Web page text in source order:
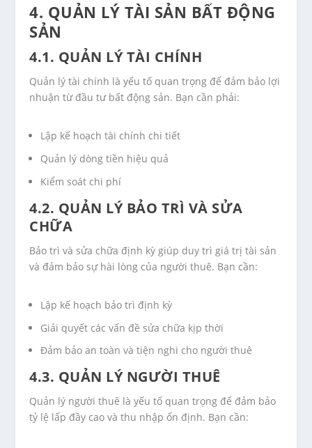
4. QUẢN LÝ TÀI SẢN BẤT ĐỘNG
SẢN
4.1. QUẢN LÝ TÀI CHÍNH
Quản lý tài chính là yếu tố quan trọng để đảm bảo lợi
nhuận từ đầu tư bất động sản. Bạn cần phải:
Lập kế hoạch tài chính chi tiết
Quản lý dòng tiền hiệu quả
Kiểm soát chi phí
4.2. QUẢN LÝ BẢO TRÌ VÀ SỬA
CHỮA
Bảo trì và sửa chữa định kỳ giúp duy trì giá trị tài sản
và đảm bảo sự hài lòng của người thuê. Bạn cần:
Lập kế hoạch bảo trì định kỳ
Giải quyết các vấn đề sửa chữa kịp thời
Đảm bảo an toàn và tiện nghi cho người thuê
4.3. QUẢN LÝ NGƯỜI THUÊ
Quản lý người thuê là yếu tố quan trọng để đảm bảo
tỷ lệ lấp đầy cao và thu nhập ổn định. Bạn cần: